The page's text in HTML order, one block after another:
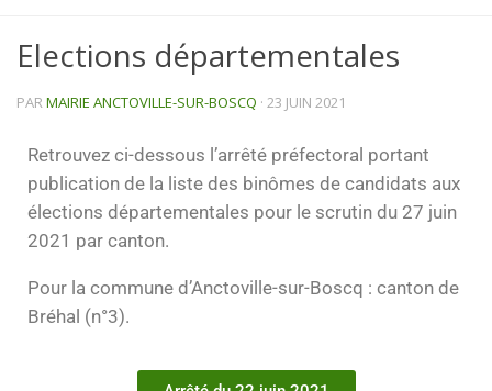
Elections départementales
PARMAIRIE ANCTOVILLE-SUR-BOSCQ · 23 JUIN 2021
Retrouvez ci-dessous l’arrêté préfectoral portant
publication de la liste des binômes de candidats aux
élections départementales pour le scrutin du 27 juin
2021 par canton.
Pour la commune d’Anctoville-sur-Boscq : canton de
Bréhal (n°3).